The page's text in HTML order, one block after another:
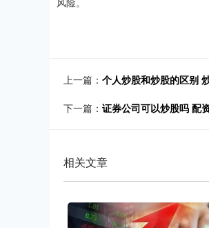
上一篇： 个人炒股和炒股的区别
下一篇： 证券公司可以炒股吗 配
相关文章